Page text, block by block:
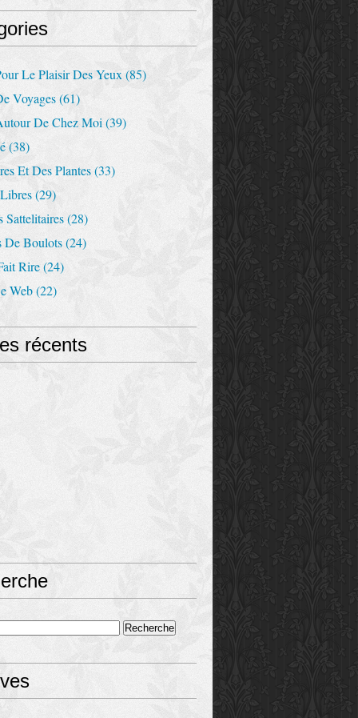
Le Plaisir Des Yeux (85)
Voyages(61)
De Chez Moi (39)
(38)
Et Des Plantes(33)
(29)
Sattelitaires(28)
De Boulots(24)
Rire(24)
Web(22)
récents